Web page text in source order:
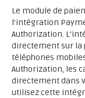
Le module de
l'intégration
Authorization.
directement sur la
téléphones
Authorization, les
directement dans
utilisez cette